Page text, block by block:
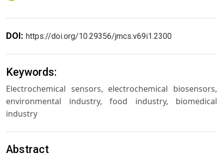
DOI: https://doi.org/10.29356/jmcs.v69i1.2300
Keywords:
Electrochemical sensors, electrochemical biosensors,
environmental industry, food industry, biomedical
industry
Abstract